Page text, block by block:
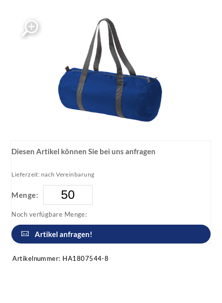
Diesen Artikel können Sie bei uns anfragen
Lieferzeit: nach Vereinbarung
Menge:
Noch verfügbare Menge:
Artikel anfragen!
Artikelnummer: HA1807544-8